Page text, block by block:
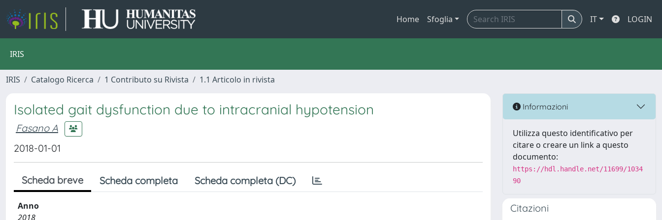
Home Sfoglia IT LOGIN
IRIS
IRIS Catalogo Ricerca 1 Contributo su Rivista 1.1 Articolo in rivista
Isolated gait dysfunction due to intracranial hypotension
Fasano A
2018-01-01
Scheda breve Scheda completa Scheda completa (DC)
Anno
2018
Informazioni
Utilizza questo identificativo per
citare o creare un link a questo
documento:
https://hdl.handle.net/11699/1034
90
Citazioni